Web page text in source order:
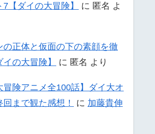
【ダイの大冒険】
に 匿名 よ
の正体と仮面の下の素顔を徹
の大冒険】
に 匿名 より
冒険アニメ全100話】ダイ大オ
回まで観た感想！
に 加藤貴伸